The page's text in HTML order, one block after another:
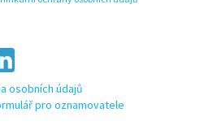
osobních údajů
pro oznamovatele